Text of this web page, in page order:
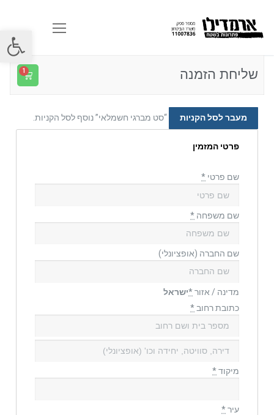
פתח
שליחת הזמנה
מעבר לסל הקניות “סט מברגי חשמלאי” נוסף לסל הקניות.
פרטי המזמין
שם פרטי *
שם משפחה *
שם החברה (אופציונלי)
מדינה / אזור*ישראל
כתובת רחוב *
מיקוד*
עיר*